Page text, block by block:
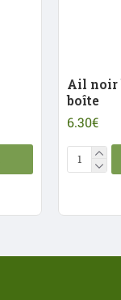
telles
Ail noir
boîte
6.30€